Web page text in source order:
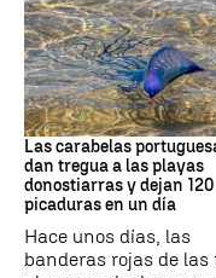
PAÍS VASCO
Las carabelas
dan tregua a las playas
donostiarras y dejan 120
picaduras en un día
Hace unos días, las
banderas rojas de las